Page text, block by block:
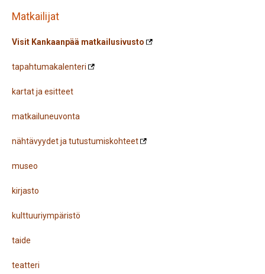
Matkailijat
Visit Kankaanpää matkailusivusto
tapahtumakalenteri
kartat ja esitteet
matkailuneuvonta
nähtävyydet ja tutustumiskohteet
museo
kirjasto
kulttuuriympäristö
taide
teatteri